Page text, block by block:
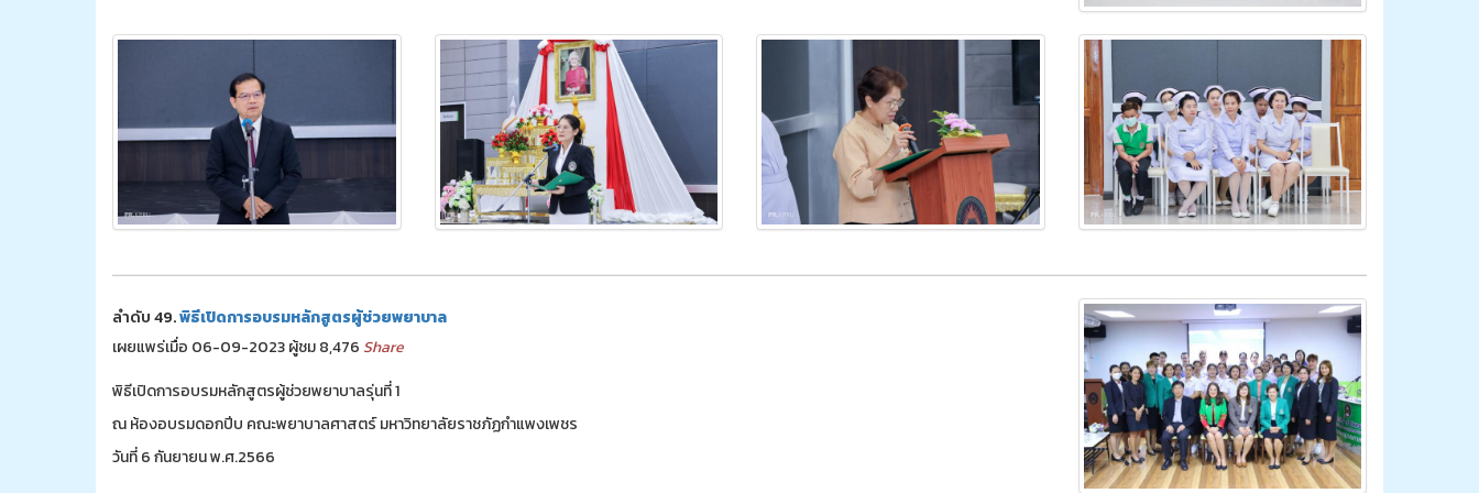
ลำดับ 49.พิธีเปิดการอบรมหลักสูตรผู้ช่วยพยาบาล
เผยแพร่เมื่อ 06-09-2023 ผู้ชม 8,476 Share
พิธีเปิดการอบรมหลักสูตรผู้ช่วยพยาบาลรุ่นที่ 1
ณ ห้องอบรมดอกปีบ คณะพยาบาลศาสตร์ มหาวิทยาลัยราชภัฏกำแพงเพชร
วันที่ 6 กันยายน พ.ศ.2566